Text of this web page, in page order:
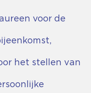
voor de
het stellen van